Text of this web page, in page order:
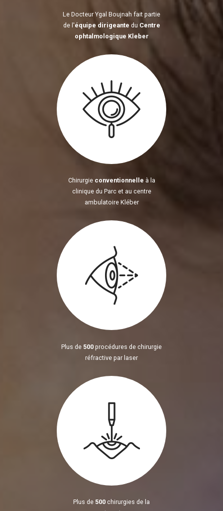
Le Docteur Ygal Boujnah fait partie
de l'équipe dirigeante du Centre
ophtalmologique Kleber
Chirurgie conventionnelle à la
clinique du Parc et au centre
ambulatoire Kléber
Plus de 500 procédures de chirurgie
réfractive par laser
Plus de 500 chirurgies de la